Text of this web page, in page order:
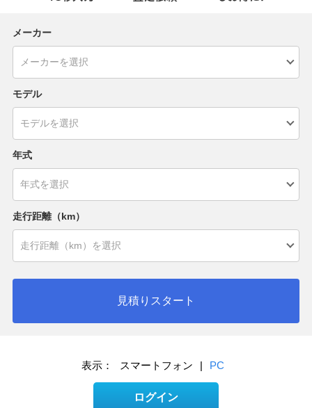
メーカー
モデル
年式
走行距離（km）
見積りスタート
表示： スマートフォン | PC
ログイン